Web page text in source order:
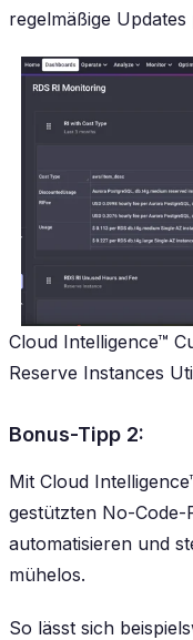
regelmäßige
Cloud Intelligence™
Reserve Instances
Bonus-Tipp 2:
Mit Cloud
gestützten No-
automatisieren und
mühelos.
So lässt sich